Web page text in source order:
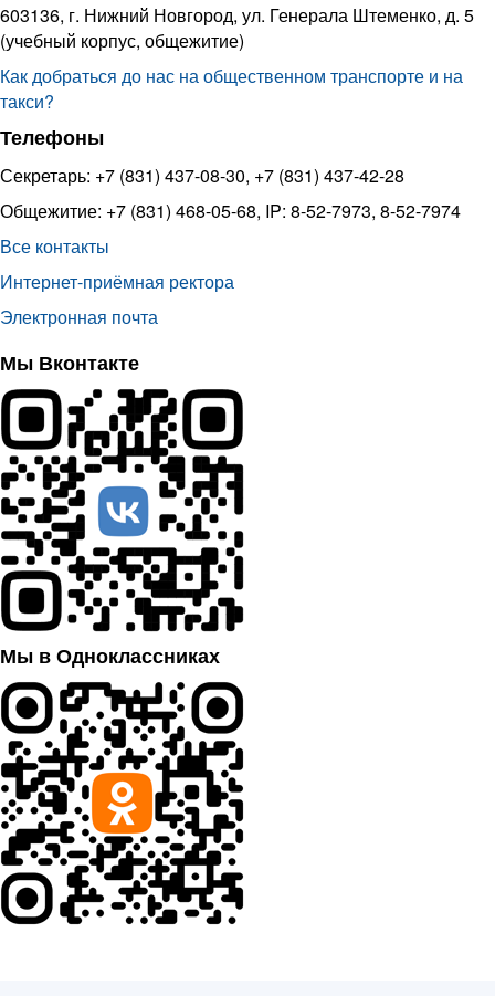
603136, г. Нижний Новгород, ул. Генерала Штеменко, д. 5
(учебный корпус, общежитие)
Как добраться до нас на общественном транспорте и на
такси?
Телефоны
Секретарь: +7 (831) 437-08-30, +7 (831) 437-42-28
Общежитие: +7 (831) 468-05-68, IP: 8-52-7973, 8-52-7974
Все контакты
Интернет-приёмная ректора
Электронная почта
Мы Вконтакте
Мы в Одноклассниках